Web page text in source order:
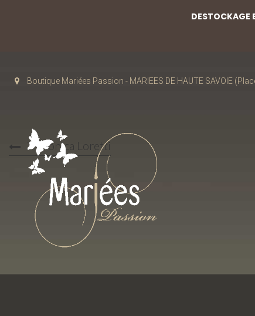
Boutique Mariées Passion - MARIEES DE HAUTE SAVOIE
7-Monica Loretti
DESTOCKAGE